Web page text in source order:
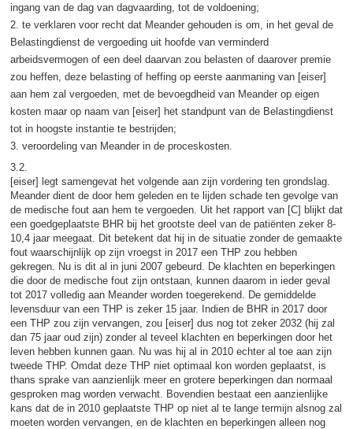
ingang van de dag van dagvaarding, tot de voldoening;
2. te verklaren voor recht dat Meander gehouden is om, in het geval de
Belastingdienst de vergoeding uit hoofde van verminderd
arbeidsvermogen of een deel daarvan zou belasten of daarover premie
zou heffen, deze belasting of heffing op eerste aanmaning van [eiser]
aan hem zal vergoeden, met de bevoegdheid van Meander op eigen
kosten maar op naam van [eiser] het standpunt van de Belastingdienst
tot in hoogste instantie te bestrijden;
3. veroordeling van Meander in de proceskosten.
3.2.
[eiser] legt samengevat het volgende aan zijn vordering ten grondslag.
Meander dient de door hem geleden en te lijden schade ten gevolge van
de medische fout aan hem te vergoeden. Uit het rapport van [C] blijkt dat
een goedgeplaatste BHR bij het grootste deel van de patiënten zeker 8-
10,4 jaar meegaat. Dit betekent dat hij in de situatie zonder de gemaakte
fout waarschijnlijk op zijn vroegst in 2017 een THP zou hebben
gekregen. Nu is dit al in juni 2007 gebeurd. De klachten en beperkingen
die door de medische fout zijn ontstaan, kunnen daarom in ieder geval
tot 2017 volledig aan Meander worden toegerekend. De gemiddelde
levensduur van een THP is zeker 15 jaar. Indien de BHR in 2017 door
een THP zou zijn vervangen, zou [eiser] dus nog tot zeker 2032 (hij zal
dan 75 jaar oud zijn) zonder al teveel klachten en beperkingen door het
leven hebben kunnen gaan. Nu was hij al in 2010 echter al toe aan zijn
tweede THP. Omdat deze THP niet optimaal kon worden geplaatst, is
thans sprake van aanzienlijk meer en grotere beperkingen dan normaal
gesproken mag worden verwacht. Bovendien bestaat een aanzienlijke
kans dat de in 2010 geplaatste THP op niet al te lange termijn alsnog zal
moeten worden vervangen, en de klachten en beperkingen alleen nog